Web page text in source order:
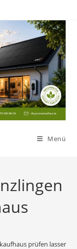
Menü
prüfen lassen